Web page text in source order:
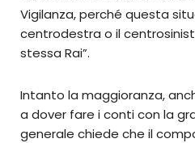
Vigilanza, perché questa
centrodestra o il
stessa Rai”.
Intanto la maggioranza,
a dover fare i conti con la
generale chiede che il